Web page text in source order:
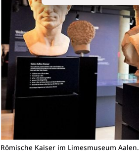
Römische Kaiser im Limesmuseum Aalen.